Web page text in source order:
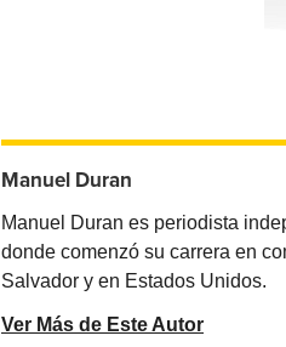
Manuel Duran
Manuel Duran es periodista
donde comenzó su carrera en
Salvador y en Estados Unidos.
Ver Más de Este Autor